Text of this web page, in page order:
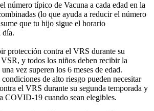
número típico de Vacuna a cada edad en la
(lo que ayuda a reducir el número
que tu hijo sigue el horario
día.
protección contra el VRS durante su
y todos los niños deben recibir la
vez superen los 6 meses de edad.
de alto riesgo pueden necesitar
el VRS durante su segunda temporada y
COVID-19 cuando sean elegibles.